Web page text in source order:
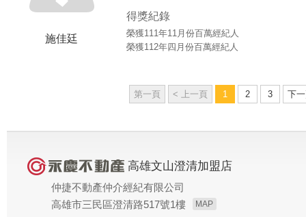
***賀成交***輔英科大店住1+2樓
***賀成交***燕巢樹科大收租套房
***賀成交***大樹高屏路面寬農地
***賀成交***澄清湖特區~三角窗車墅
得獎紀錄
榮獲111年11月份百萬經紀人
榮獲112年四月份百萬經紀人
施佳廷
第一頁 < 上一頁 1 2 3 下
高雄文山澄清加盟店
仲捷不動產仲介經紀有限公司
高雄市三民區澄清路517號1樓
MAP